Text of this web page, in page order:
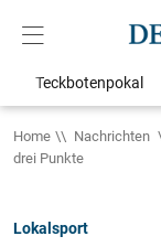
Teckbotenpokal
Home Nachrichten
drei Punkte
Lokalsport